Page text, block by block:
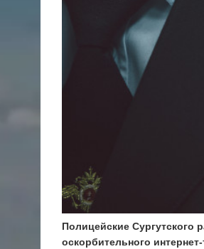
Полицейские Сургутского
оскорбительного